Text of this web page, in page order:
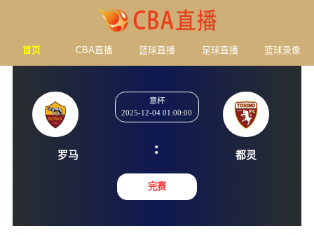
首页 CBA直播 篮球直播 足球直播 篮球录像
意杯
2025-12-04 01:00:00
:
完赛